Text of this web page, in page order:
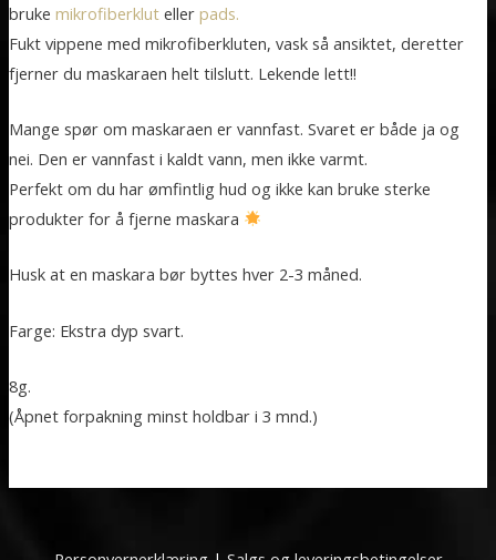
bruke mikrofiberkluteller pads.
Fukt vippene med mikrofiberkluten, vask så ansiktet, deretter
fjerner du maskaraen helt tilslutt. Lekende lett!!
Mange spør om maskaraen er vannfast. Svaret er både ja og
nei. Den er vannfast i kaldt vann, men ikke varmt.
Perfekt om du har ømfintlig hud og ikke kan bruke sterke
produkter for å fjerne maskara
Husk at en maskara bør byttes hver 2-3 måned.
Farge: Ekstra dyp svart.
8g.
(Åpnet forpakning minst holdbar i 3 mnd.)